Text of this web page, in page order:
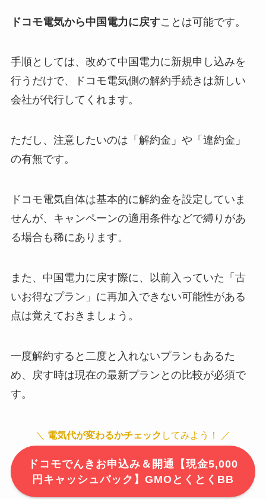
ドコモ電気から中国電力に戻すことは可能です。
手順としては、改めて中国電力に新規申し込みを
行うだけで、ドコモ電気側の解約手続きは新しい
会社が代行してくれます。
ただし、注意したいのは「解約金」や「違約金」
の有無です。
ドコモ電気自体は基本的に解約金を設定していま
せんが、キャンペーンの適用条件などで縛りがあ
る場合も稀にあります。
また、中国電力に戻す際に、以前入っていた「古
いお得なプラン」に再加入できない可能性がある
点は覚えておきましょう。
一度解約すると二度と入れないプランもあるた
め、戻す時は現在の最新プランとの比較が必須で
す。
＼ 電気代が変わるかチェック してみよう！ ／
ドコモでんきお申込み＆開通【現金5,000
円キャッシュバック】GMOとくとくBB